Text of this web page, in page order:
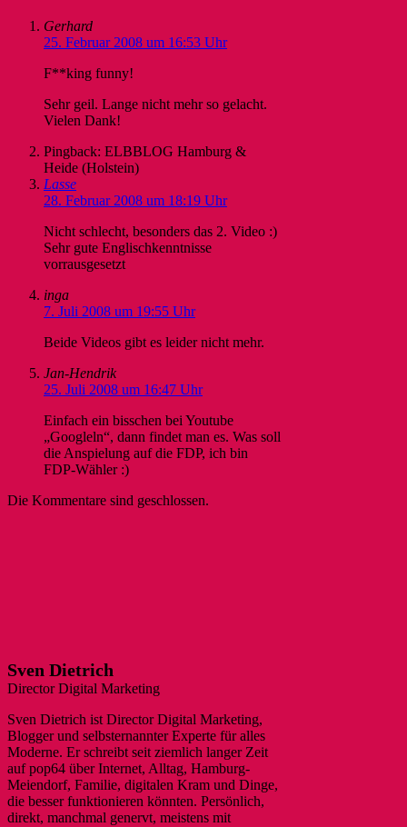
Gerhard
25. Februar 2008 um 16:53 Uhr
F**king funny!
Sehr geil. Lange nicht mehr so gelacht.
Vielen Dank!
Pingback: ELBBLOG Hamburg &
Heide (Holstein)
Lasse
28. Februar 2008 um 18:19 Uhr
Nicht schlecht, besonders das 2. Video :)
Sehr gute Englischkenntnisse
vorrausgesetzt
inga
7. Juli 2008 um 19:55 Uhr
Beide Videos gibt es leider nicht mehr.
Jan-Hendrik
25. Juli 2008 um 16:47 Uhr
Einfach ein bisschen bei Youtube
„Googleln“, dann findet man es. Was soll
die Anspielung auf die FDP, ich bin
FDP-Wähler :)
Die Kommentare sind geschlossen.
Sven Dietrich
Director Digital Marketing
Sven Dietrich ist Director Digital Marketing,
Blogger und selbsternannter Experte für alles
Moderne. Er schreibt seit ziemlich langer Zeit
auf pop64 über Internet, Alltag, Hamburg-
Meiendorf, Familie, digitalen Kram und Dinge,
die besser funktionieren könnten. Persönlich,
direkt, manchmal genervt, meistens mit